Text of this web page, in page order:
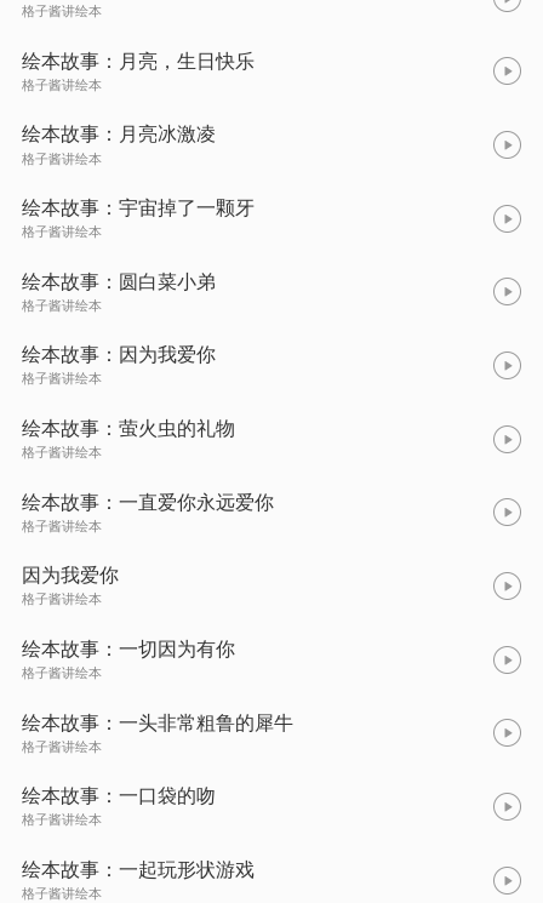
格子酱讲绘本
绘本故事：月亮，生日快乐
格子酱讲绘本
绘本故事：月亮冰激凌
格子酱讲绘本
绘本故事：宇宙掉了一颗牙
格子酱讲绘本
绘本故事：圆白菜小弟
格子酱讲绘本
绘本故事：因为我爱你
格子酱讲绘本
绘本故事：萤火虫的礼物
格子酱讲绘本
绘本故事：一直爱你永远爱你
格子酱讲绘本
因为我爱你
格子酱讲绘本
绘本故事：一切因为有你
格子酱讲绘本
绘本故事：一头非常粗鲁的犀牛
格子酱讲绘本
绘本故事：一口袋的吻
格子酱讲绘本
绘本故事：一起玩形状游戏
格子酱讲绘本